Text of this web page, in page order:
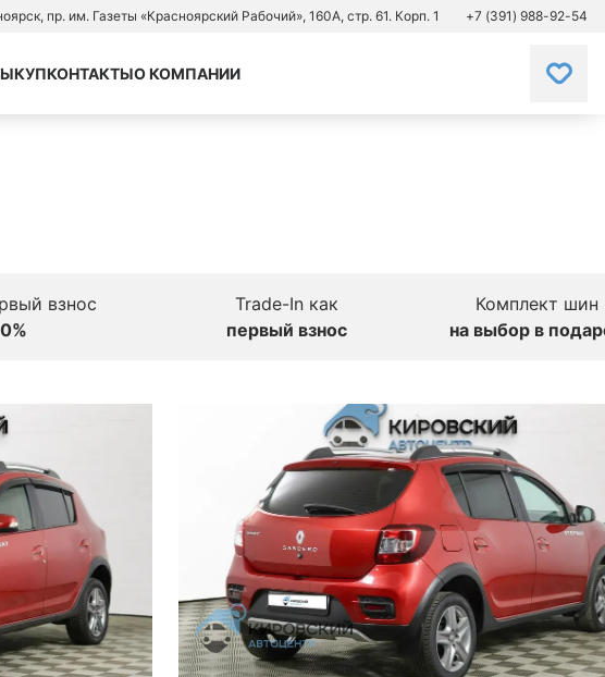
пр. им. Газеты «Красноярский Рабочий», 160А, стр. 61. Корп. 1 +7 (391) 988-92-54
КОНТАКТЫО КОМПАНИИ
взнос
Trade-In как
первый взнос
Комплект шин
на выбор в